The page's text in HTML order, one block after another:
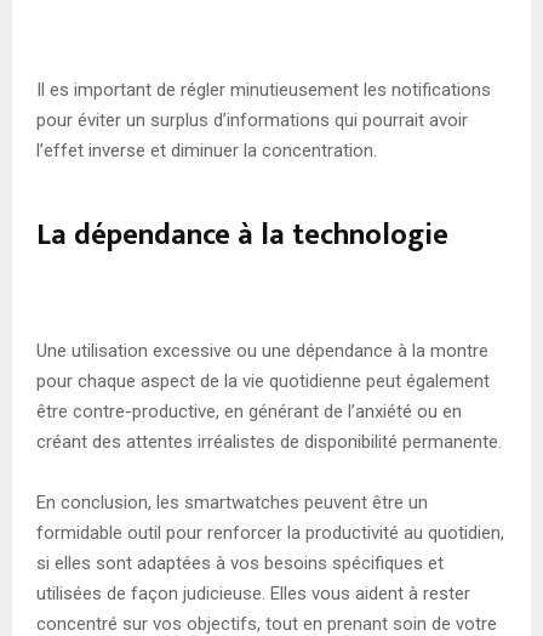
Il es important de régler minutieusement les notifications
pour éviter un surplus d’informations qui pourrait avoir
l’effet inverse et diminuer la concentration.
La dépendance à la technologie
Une utilisation excessive ou une dépendance à la montre
pour chaque aspect de la vie quotidienne peut également
être contre-productive, en générant de l’anxiété ou en
créant des attentes irréalistes de disponibilité permanente.
En conclusion, les smartwatches peuvent être un
formidable outil pour renforcer la productivité au quotidien,
si elles sont adaptées à vos besoins spécifiques et
utilisées de façon judicieuse. Elles vous aident à rester
concentré sur vos objectifs, tout en prenant soin de votre